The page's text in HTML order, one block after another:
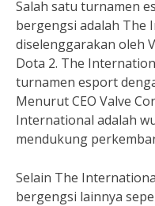
Salah satu turnamen
bergengsi adalah The
diselenggarakan oleh
Dota 2. The
turnamen esport
Menurut CEO Valve
International adalah
mendukung
Selain The
bergengsi lainnya